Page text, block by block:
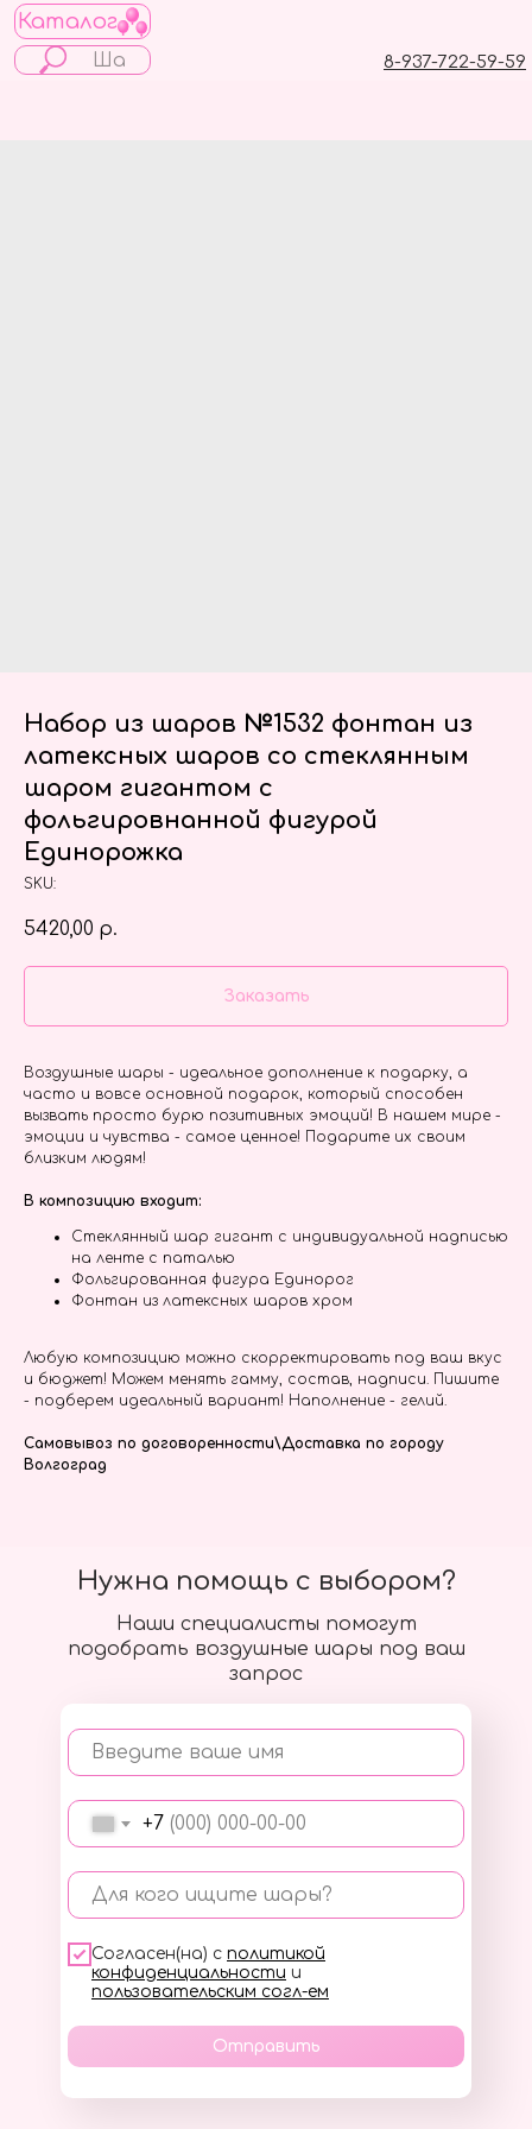
Каталог
8-937-722-59-59
Набор из шаров №1532 фонтан из
латексных шаров со стеклянным
шаром гигантом с
фольгировнанной фигурой
Единорожка
SKU:
5420,00 р.
Заказать
Воздушные шары - идеальное дополнение к подарку, а
часто и вовсе основной подарок, который способен
вызвать просто бурю позитивных эмоций! В нашем мире -
эмоции и чувства - самое ценное! Подарите их своим
близким людям!
В композицию входит:
Стеклянный шар гигант с индивидуальной надписью
на ленте с паталью
Фольгированная фигура Единорог
Фонтан из латексных шаров хром
Любую композицию можно скорректировать под ваш вкус
и бюджет! Можем менять гамму, состав, надписи. Пишите
- подберем идеальный вариант! Наполнение - гелий.
Самовывоз по договоренности\Доставка по городу
Волгоград
Наши специалисты помогут
подобрать воздушные шары под ваш
запрос
Введите ваше имя
+7
Для кого ищите шары?
Согласен(на) с политикой
конфиденциальности и
пользовательским согл-ем
Отправить
Нужна помощь с выбором?